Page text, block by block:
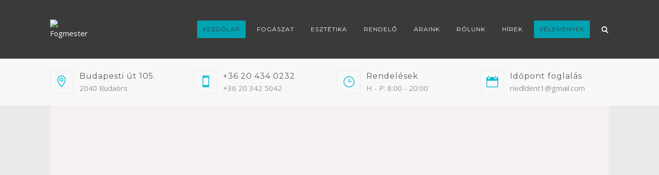
KEZDŐLAP FOGÁSZAT ESZTÉTIKA RENDELŐ ÁRAINK RÓLUNK HÍREK VÉLEMÉNYEK
Budapesti út 105.
2040 Budaörs
+36 20 434 0232
+36 20 342 5042
Rendelések
H - P: 8:00 - 20:00
Időpont foglalás
riedldent1@gmail.com